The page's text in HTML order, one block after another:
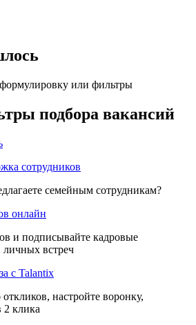
или фильтры
подбора вакансий
сотрудников
семейным сотрудникам?
онлайн
и подписывайте кадровые
личных встреч
с Talantix
настройте воронку,
2 клика